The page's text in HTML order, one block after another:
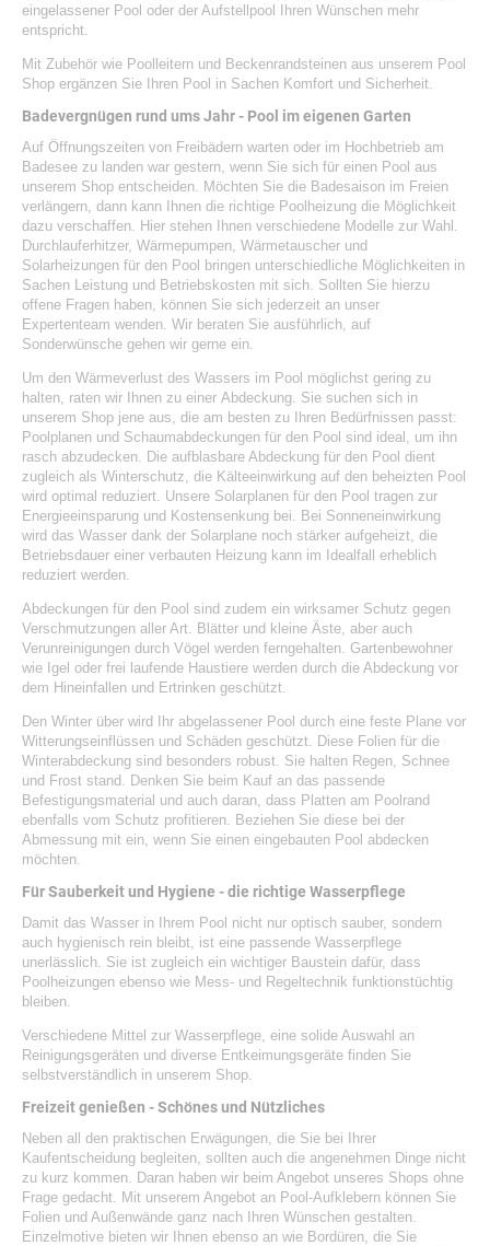
eingelassener Pool oder der Aufstellpool Ihren Wünschen mehr
entspricht.
Mit Zubehör wie Poolleitern und Beckenrandsteinen aus unserem Pool
Shop ergänzen Sie Ihren Pool in Sachen Komfort und Sicherheit.
Badevergnügen rund ums Jahr - Pool im eigenen Garten
Auf Öffnungszeiten von Freibädern warten oder im Hochbetrieb am
Badesee zu landen war gestern, wenn Sie sich für einen Pool aus
unserem Shop entscheiden. Möchten Sie die Badesaison im Freien
verlängern, dann kann Ihnen die richtige Poolheizung die Möglichkeit
dazu verschaffen. Hier stehen Ihnen verschiedene Modelle zur Wahl.
Durchlauferhitzer, Wärmepumpen, Wärmetauscher und
Solarheizungen für den Pool bringen unterschiedliche Möglichkeiten in
Sachen Leistung und Betriebskosten mit sich. Sollten Sie hierzu
offene Fragen haben, können Sie sich jederzeit an unser
Expertenteam wenden. Wir beraten Sie ausführlich, auf
Sonderwünsche gehen wir gerne ein.
Um den Wärmeverlust des Wassers im Pool möglichst gering zu
halten, raten wir Ihnen zu einer Abdeckung . Sie suchen sich in
unserem Shop jene aus, die am besten zu Ihren Bedürfnissen passt:
Poolplanen und Schaumabdeckungen für den Pool sind ideal, um ihn
rasch abzudecken. Die aufblasbare Abdeckung für den Pool dient
zugleich als Winterschutz, die Kälteeinwirkung auf den beheizten Pool
wird optimal reduziert. Unsere Solarplanen für den Pool tragen zur
Energieeinsparung und Kostensenkung bei. Bei Sonneneinwirkung
wird das Wasser dank der Solarplane noch stärker aufgeheizt, die
Betriebsdauer einer verbauten Heizung kann im Idealfall erheblich
reduziert werden.
Abdeckungen für den Pool sind zudem ein wirksamer Schutz gegen
Verschmutzungen aller Art. Blätter und kleine Äste, aber auch
Verunreinigungen durch Vögel werden ferngehalten. Gartenbewohner
wie Igel oder frei laufende Haustiere werden durch die Abdeckung vor
dem Hineinfallen und Ertrinken geschützt.
Den Winter über wird Ihr abgelassener Pool durch eine feste Plane vor
Witterungseinflüssen und Schäden geschützt. Diese Folien für die
Winterabdeckung sind besonders robust. Sie halten Regen, Schnee
und Frost stand. Denken Sie beim Kauf an das passende
Befestigungsmaterial und auch daran, dass Platten am Poolrand
ebenfalls vom Schutz profitieren. Beziehen Sie diese bei der
Abmessung mit ein, wenn Sie einen eingebauten Pool abdecken
möchten.
Für Sauberkeit und Hygiene - die richtige Wasserpflege
Damit das Wasser in Ihrem Pool nicht nur optisch sauber, sondern
auch hygienisch rein bleibt, ist eine passende Wasserpflege
unerlässlich. Sie ist zugleich ein wichtiger Baustein dafür, dass
Poolheizungen ebenso wie Mess- und Regeltechnik funktionstüchtig
bleiben.
Verschiedene Mittel zur Wasserpflege, eine solide Auswahl an
Reinigungsgeräten und diverse Entkeimungsgeräte finden Sie
selbstverständlich in unserem Shop.
Freizeit genießen - Schönes und Nützliches
Neben all den praktischen Erwägungen, die Sie bei Ihrer
Kaufentscheidung begleiten, sollten auch die angenehmen Dinge nicht
zu kurz kommen. Daran haben wir beim Angebot unseres Shops ohne
Frage gedacht. Mit unserem Angebot an Pool-Aufklebern können Sie
Folien und Außenwände ganz nach Ihren Wünschen gestalten.
Einzelmotive bieten wir Ihnen ebenso an wie Bordüren, die Sie